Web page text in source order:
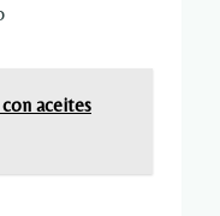
aceites